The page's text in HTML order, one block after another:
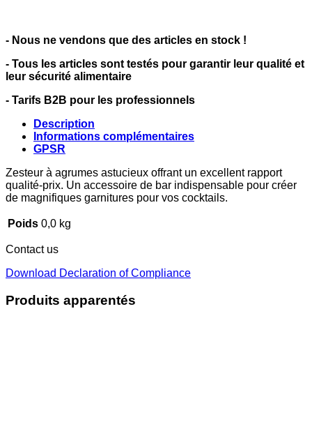
- Nous ne vendons que des articles en stock !
- Tous les articles sont testés pour garantir leur qualité et
leur sécurité alimentaire
- Tarifs B2B pour les professionnels
Description
Informations complémentaires
GPSR
Zesteur à agrumes astucieux offrant un excellent rapport
qualité-prix. Un accessoire de bar indispensable pour créer
de magnifiques garnitures pour vos cocktails.
Poids 0,0 kg
Contact us
Download Declaration of Compliance
Produits apparentés